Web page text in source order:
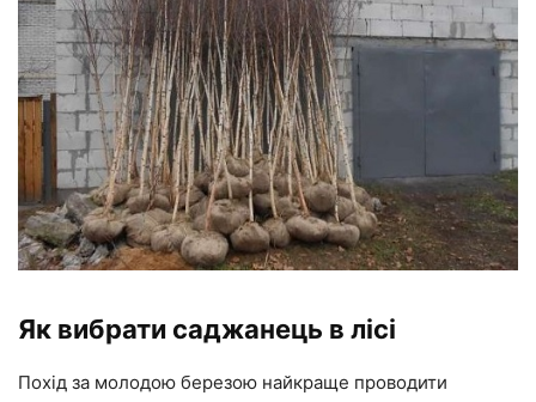
Як вибрати саджанець в лісі
Похід за молодою березою найкраще проводити